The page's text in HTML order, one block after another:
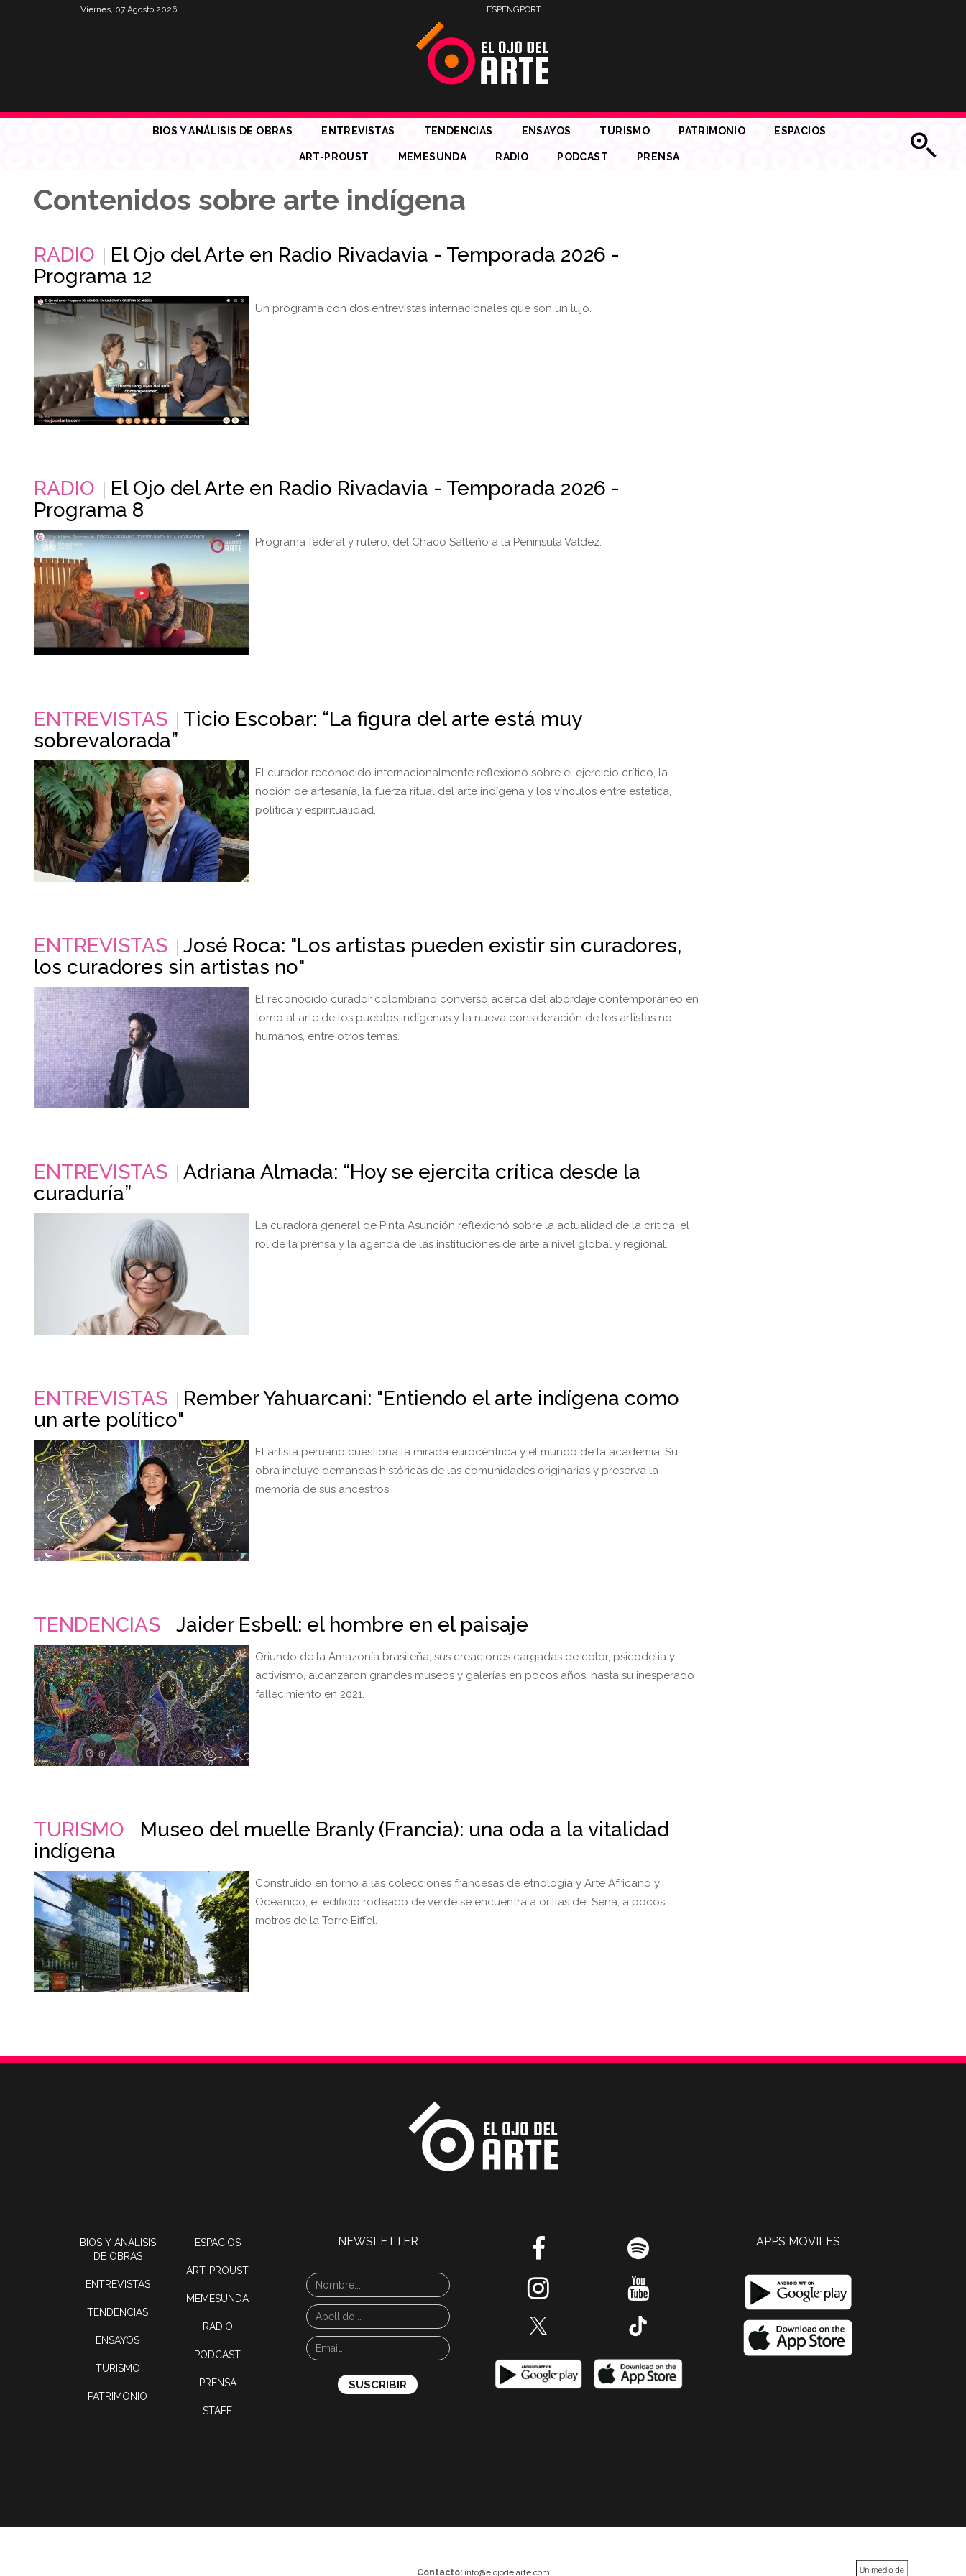
Viernes, 07 Agosto 2026 ESPENGPORT
BIOS Y ANÁLISIS DE OBRAS ENTREVISTAS TENDENCIAS ENSAYOS TURISMO PATRIMONIO ESPACIOS
ART-PROUST MEMESUNDA RADIO PODCAST PRENSA
Contenidos sobre arte indígena
RADIO
El Ojo del Arte en Radio Rivadavia - Temporada 2026 -
Programa 12
Un programa con dos entrevistas internacionales que son un lujo.
RADIO
El Ojo del Arte en Radio Rivadavia - Temporada 2026 -
Programa 8
Programa federal y rutero, del Chaco Salteño a la Península Valdez.
ENTREVISTAS
Ticio Escobar: “La figura del arte está muy
sobrevalorada”
El curador reconocido internacionalmente reflexionó sobre el ejercicio crítico, la
noción de artesanía, la fuerza ritual del arte indígena y los vínculos entre estética,
política y espiritualidad.
ENTREVISTAS
José Roca: "Los artistas pueden existir sin curadores,
los curadores sin artistas no"
El reconocido curador colombiano conversó acerca del abordaje contemporáneo en
torno al arte de los pueblos indígenas y la nueva consideración de los artistas no
humanos, entre otros temas.
ENTREVISTAS
Adriana Almada: “Hoy se ejercita crítica desde la
curaduría”
La curadora general de Pinta Asunción reflexionó sobre la actualidad de la crítica, el
rol de la prensa y la agenda de las instituciones de arte a nivel global y regional.
ENTREVISTAS
Rember Yahuarcani: "Entiendo el arte indígena como
un arte político"
El artista peruano cuestiona la mirada eurocéntrica y el mundo de la academia. Su
obra incluye demandas históricas de las comunidades originarias y preserva la
memoria de sus ancestros.
TENDENCIAS Jaider Esbell: el hombre en el paisaje
Oriundo de la Amazonía brasileña, sus creaciones cargadas de color, psicodelia y
activismo, alcanzaron grandes museos y galerías en pocos años, hasta su inesperado
fallecimiento en 2021.
TURISMO
Museo del muelle Branly (Francia): una oda a la vitalidad
indígena
Construido en torno a las colecciones francesas de etnología y Arte Africano y
Oceánico, el edificio rodeado de verde se encuentra a orillas del Sena, a pocos
metros de la Torre Eiffel.
BIOS Y ANÁLISIS
DE OBRAS
ENTREVISTAS
TENDENCIAS
ENSAYOS
TURISMO
PATRIMONIO
ESPACIOS
ART-PROUST
MEMESUNDA
RADIO
PODCAST
PRENSA
STAFF
NEWSLETTER APPS MOVILES
Contacto: info@elojodelarte.com